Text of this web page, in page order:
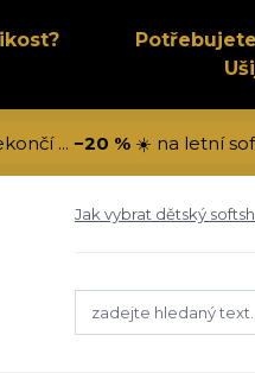
... −20 %☀️ na letní
Jak vybrat dětský